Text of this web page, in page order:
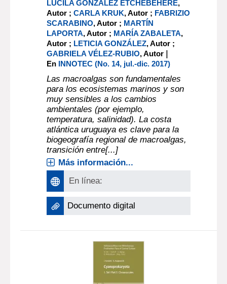
LUCILA GONZÁLEZ ETCHEBEHERE,
Autor ;CARLA KRUK, Autor ; FABRIZIO
SCARABINO, Autor ; MARTÍN
LAPORTA, Autor ; MARÍA ZABALETA,
Autor ; LETICIA GONZÁLEZ, Autor ;
GABRIELA VÉLEZ-RUBIO, Autor |
En INNOTEC (No. 14, jul.-dic. 2017)
Las macroalgas son fundamentales
para los ecosistemas marinos y son
muy sensibles a los cambios
ambientales (por ejemplo,
temperatura, salinidad). La costa
atlántica uruguaya es clave para la
biogeografía regional de macroalgas,
transición entre[...]
Más información...
En línea:
Documento digital